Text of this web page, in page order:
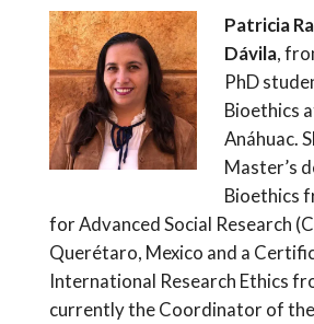
Patricia
Dávila,
PhD
Bioethics
Anáhuac.
Master’s
Bioethics
for Advanced Social Research
Querétaro, Mexico and a
International Research Ethics
currently the Coordinator of the